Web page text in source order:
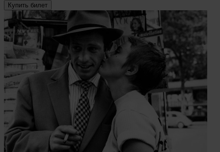
Купить билет